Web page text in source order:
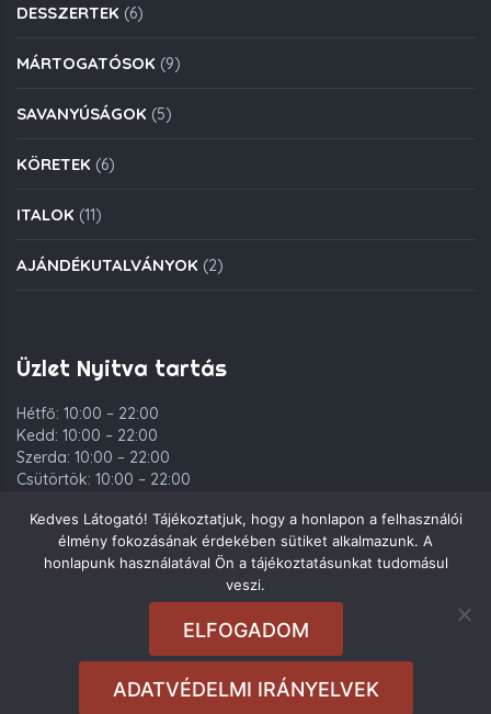
DESSZERTEK (6)
MÁRTOGATÓSOK (9)
SAVANYÚSÁGOK (5)
KÖRETEK (6)
ITALOK (11)
AJÁNDÉKUTALVÁNYOK (2)
Üzlet Nyitva tartás
Hétfő: 10:00 – 22:00
Kedd: 10:00 – 22:00
Szerda: 10:00 – 22:00
Csütörtök: 10:00 – 22:00
Szombat: 10:00 – 00:00
Vasárnap: 10:00 – 22:00
Copyright © 2021. Deli Group Kft. - Minden jog fenntartva.
Rendeléseket10:00és14:30között tudunk felvenni. Sajnos most nem
Kedves Látogató! Tájékoztatjuk, hogy a honlapon a felhasználói
élmény fokozásának érdekében sütiket alkalmazunk. A
honlapunk használatával Ön a tájékoztatásunkat tudomásul
veszi.
ELFOGADOM
ADATVÉDELMI IRÁNYELVEK